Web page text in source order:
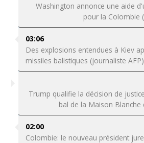
Washington annonce une aide
pour la Colombie
03:06
Des explosions entendues à Kiev
missiles balistiques (journaliste AFP)
Trump qualifie la décision de
bal de la Maison
02:00
Colombie: le nouveau président